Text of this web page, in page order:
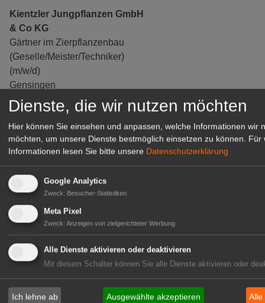
Kientzler Jungpflanzen GmbH
& Co KG
Gärtner im Zierpflanzenbau
(Geselle/Meister/Techniker)
(m/w/d)
Gensingen
zur Stellenanzeige
Gärtnerei Hanns
Mitarbeiter (m/w/d) für unsere
Logistikhalle
Dienste, die wir nutzen möchten
Hier können Sie einsehen und anpassen, welche Informationen wir
möchten, um unsere Dienste bestmöglich einsetzen zu können.
Für
Informationen lesen Sie bitte unsere Datenschutzerklärung
Google Analytics
Zweck: Besucher-Statistiken
Meta Pixel
Zweck: Anzeigen von zielgerichteter Werbung
Alle Dienste aktivieren oder deaktivieren
Mit diesem Schalter können Sie alle Dienste aktivieren oder
Ich lehne ab Ausgewählte akzeptieren Alle